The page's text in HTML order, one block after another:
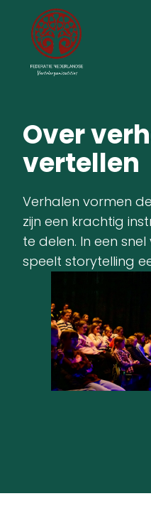
Over
vertellen
Verhalen vormen
zijn een krachtig
te delen. In een
speelt storytelling